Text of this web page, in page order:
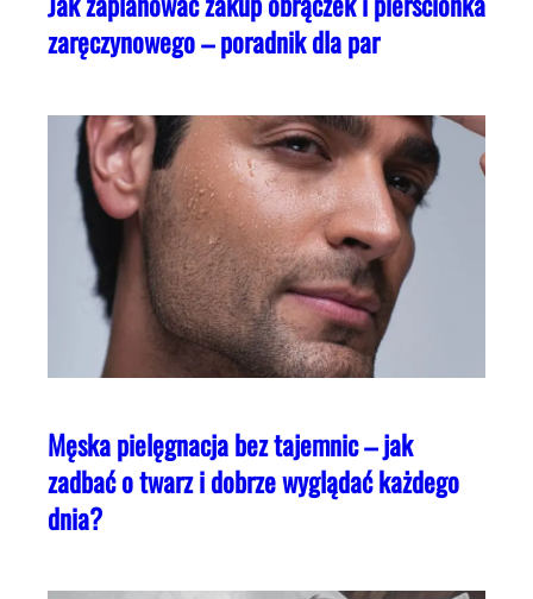
zaręczynowego – poradnik dla par
Męska pielęgnacja bez tajemnic – jak
zadbać o twarz i dobrze wyglądać każdego
dnia?